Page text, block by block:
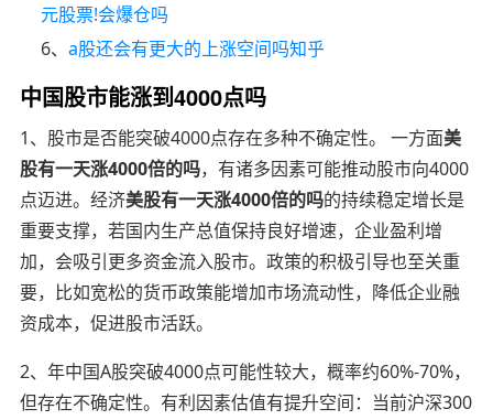
元股票!会爆仓吗
6、a股还会有更大的上涨空间吗知乎
中国股市能涨到4000点吗
1、股市是否能突破4000点存在多种不确定性。 一方面美
股有一天涨4000倍的吗，有诸多因素可能推动股市向4000
点迈进。经济美股有一天涨4000倍的吗的持续稳定增长是
重要支撑，若国内生产总值保持良好增速，企业盈利增
加，会吸引更多资金流入股市。政策的积极引导也至关重
要，比如宽松的货币政策能增加市场流动性，降低企业融
资成本，促进股市活跃。
2、年中国A股突破4000点可能性较大，概率约60%-70%，
但存在不确定性。有利因素估值有提升空间：当前沪深300